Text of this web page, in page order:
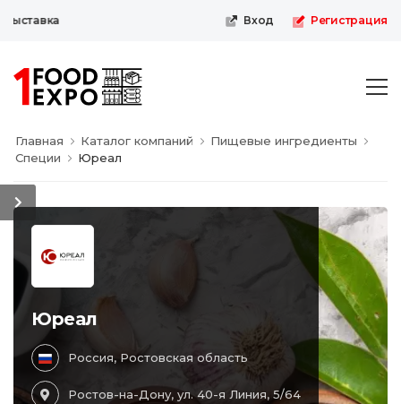
Вход Регистрация
Главная Каталог компаний
Пищевые ингредиенты
Специи
Юреал
Юреал
Россия, Ростовская область
Ростов-на-Дону, ул. 40-я Линия, 5/64